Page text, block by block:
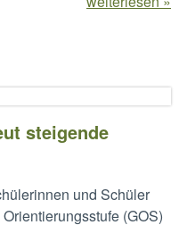
steigende
und Schüler
(GOS)